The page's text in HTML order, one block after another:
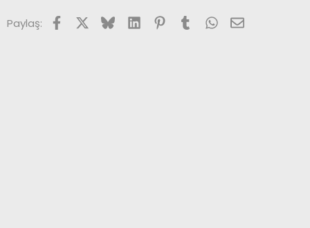
Paylaş: FacebookX (Twitter)
BlueskyLinkedInPinterest
TumblrWhatsApp
E-posta